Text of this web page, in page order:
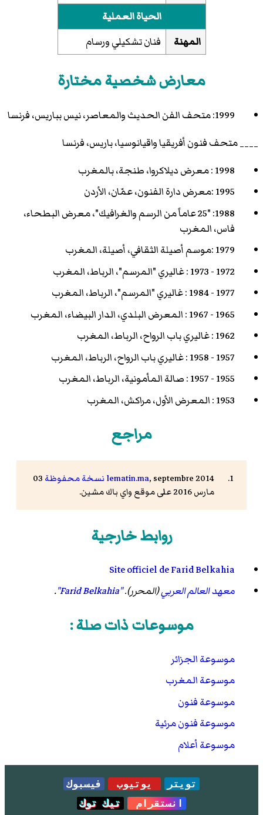
الحياة العملية
المهنة
فنان تشكيلي ورسام
معارض شخصية مختارة
1999: متحف الفن الحديث والمعاصر، نيس بباريس، فرنسا
____ متحف فنون أفريقيا واقيانوسيا، باريس، فرنسا
1998 : معرض ديلاكروا، طنجة، بالمغرب
1995 :معرض دارة الفنون، عمّان، الأردن
1988: "25 عاماً من الرسم والغرافيك"، معرض البطحاء،
فاس، المغرب
1979 :موسم أصيلة الثقافي، أصيلة، المغرب
1972 - 1973 : غاليري "المرسم"، الرباط، المغرب
1977 - 1984 : غاليري "المرسم"، الرباط، المغرب
1965 - 1967 : المعرض البلدي، الدار البيضاء، المغرب
1962 : غاليري باب الرواح، الرباط، المغرب
1957 - 1958 : غاليري باب الرواح، الرباط، المغرب
1955 - 1957 : صالة المأمونية، الرباط، المغرب
1953 : المعرض الأول، مراكش، المغرب
مراجع
lematin.ma, septembre 2014 نسخة محفوظة 03
مارس 2016 على موقع واي باك مشين.
روابط خارجية
Site officiel de Farid Belkahia
معهد العالم العربي(المحرر)."Farid Belkahia"
.
موسوعات ذات صلة :
موسوعة الجزائر
موسوعة المغرب
موسوعة فنون
موسوعة فنون مرئية
موسوعة أعلام
تويتر يوتيوب
فيسبوك
انستقرام
تيك توك